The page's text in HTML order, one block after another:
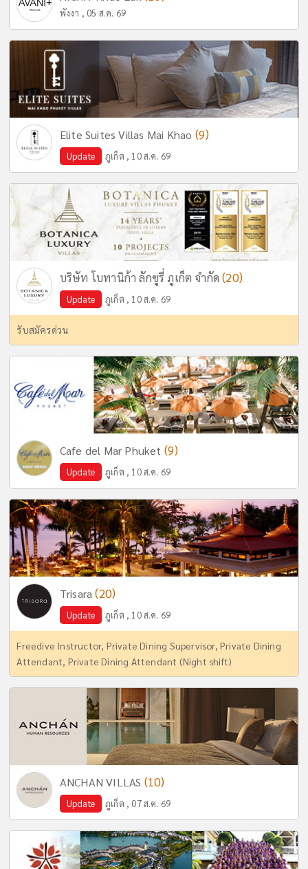
พังงา , 05 ส.ค. 69
Elite Suites Villas Mai Khao (9)
Update ภูเก็ต , 10 ส.ค. 69
บริษัท โบทานิก้า ลักซูรี่ ภูเก็ต จำกัด(20)
Update ภูเก็ต , 10 ส.ค. 69
รับสมัครด่วน
Cafe del Mar Phuket (9)
Update ภูเก็ต , 10 ส.ค. 69
Trisara(20)
Update ภูเก็ต , 10 ส.ค. 69
Freedive Instructor, Private Dining Supervisor, Private Dining
Attendant, Private Dining Attendant (Night shift)
ANCHAN VILLAS (10)
Update ภูเก็ต , 07 ส.ค. 69